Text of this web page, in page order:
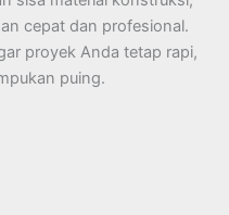
cepat dan profesional.
proyek Anda tetap rapi,
puing.